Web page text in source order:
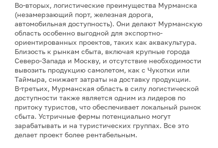
Во-вторых, логистические преимущества Мурманска
(незамерзающий порт, железная дорога,
автомобильная доступность). Они делают Мурманскую
область особенно выгодной для экспортно-
ориентированных проектов, таких как аквакультура.
Близость к рынкам сбыта, включая крупные города
Северо-Запада и Москву, и отсутствие необходимости
вывозить продукцию самолетом, как с Чукотки или
Таймыра, снижает затраты на доставку продукции.
В-третьих, Мурманская область в силу логистической
доступности также является одним из лидеров по
притоку туристов, что обеспечивает локальный рынок
сбыта. Устричные фермы потенциально могут
зарабатывать и на туристических группах. Все это
делает проект более рентабельным.